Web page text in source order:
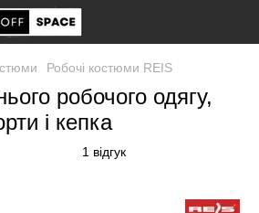
Робочі костюми REIS
робочого одягу,
і кепка
1 відгук